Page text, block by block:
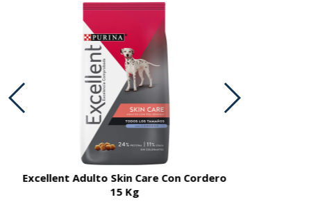
Excellent Adulto Skin Care Con Cordero
15 Kg